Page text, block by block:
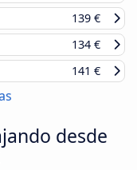
139 €
134 €
141 €
desde